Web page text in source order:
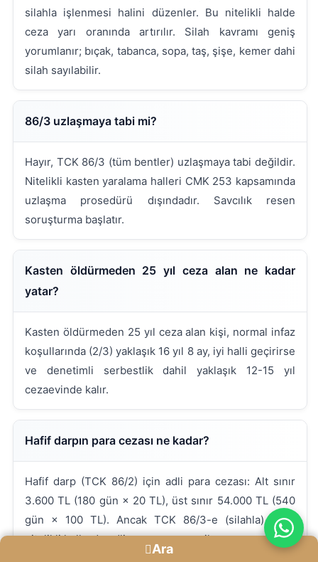
Ara
silahla işlenmesi halini düzenler. Bu nitelikli halde
ceza yarı oranında artırılır. Silah kavramı geniş
yorumlanır; bıçak, tabanca, sopa, taş, şişe, kemer dahi
silah sayılabilir.
86/3 uzlaşmaya tabi mi?
Hayır, TCK 86/3 (tüm bentler) uzlaşmaya tabi değildir.
Nitelikli kasten yaralama halleri CMK 253 kapsamında
uzlaşma prosedürü dışındadır. Savcılık resen
soruşturma başlatır.
Kasten öldürmeden 25 yıl ceza alan ne kadar
yatar?
Kasten öldürmeden 25 yıl ceza alan kişi, normal infaz
koşullarında (2/3) yaklaşık 16 yıl 8 ay, iyi halli geçirirse
ve denetimli serbestlik dahil yaklaşık 12-15 yıl
cezaevinde kalır.
Hafif darpın para cezası ne kadar?
Hafif darp (TCK 86/2) için adli para cezası: Alt sınır
3.600 TL (180 gün × 20 TL), üst sınır 54.000 TL (540
gün × 100 TL). Ancak TCK 86/3-e (silahla) dahil
nitelikli hallerde adli para cezası verilemez.